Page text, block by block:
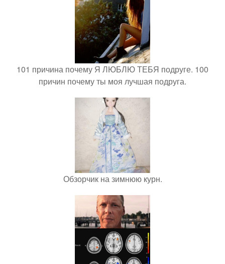
101 причина почему Я ЛЮБЛЮ ТЕБЯ подруге. 100
причин почему ты моя лучшая подруга.
Обзорчик на зимнюю курн.